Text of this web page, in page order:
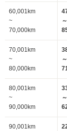
60,001km
~
70,000km
～
70,001km
~
80,000km
～
80,001km
~
90,000km
～
90,001km